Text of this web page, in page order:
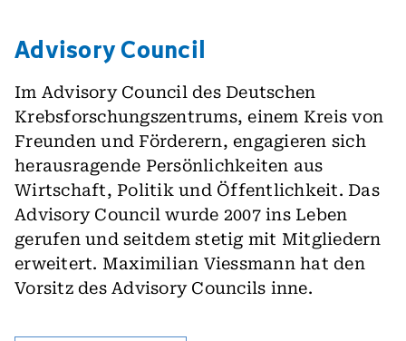
Advisory Council
Im Advisory Council des Deutschen
Krebsforschungszentrums, einem Kreis von
Freunden und Förderern, engagieren sich
herausragende Persönlichkeiten aus
Wirtschaft, Politik und Öffentlichkeit. Das
Advisory Council wurde 2007 ins Leben
gerufen und seitdem stetig mit Mitgliedern
erweitert. Maximilian Viessmann hat den
Vorsitz des Advisory Councils inne.